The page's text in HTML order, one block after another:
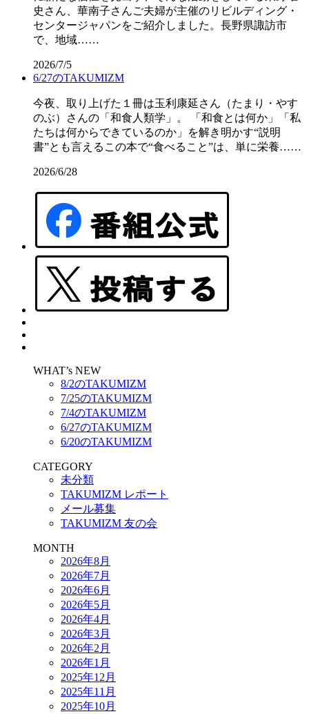
史さん、華南子さんご夫婦が主催のリビルディング・
センタージャパンをご紹介しました。長野県諏訪市
で、地域……
2026/7/5
6/27のTAKUMIZM
今夜、取り上げた１冊は玉利康延さん（たまり・やす
のぶ）さんの「和食人類学」。 「和食とは何か」「私
たちは何からできているのか」を解き明かす“説明
書”とも言えるこの本で“食べること”は、単に栄養……
2026/6/28
WHAT’s NEW
8/2のTAKUMIZM
7/25のTAKUMIZM
7/4のTAKUMIZM
6/27のTAKUMIZM
6/20のTAKUMIZM
CATEGORY
未分類
TAKUMIZM レポート
メール募集
TAKUMIZM 友の会
MONTH
2026年8月
2026年7月
2026年6月
2026年5月
2026年4月
2026年3月
2026年2月
2026年1月
2025年12月
2025年11月
2025年10月